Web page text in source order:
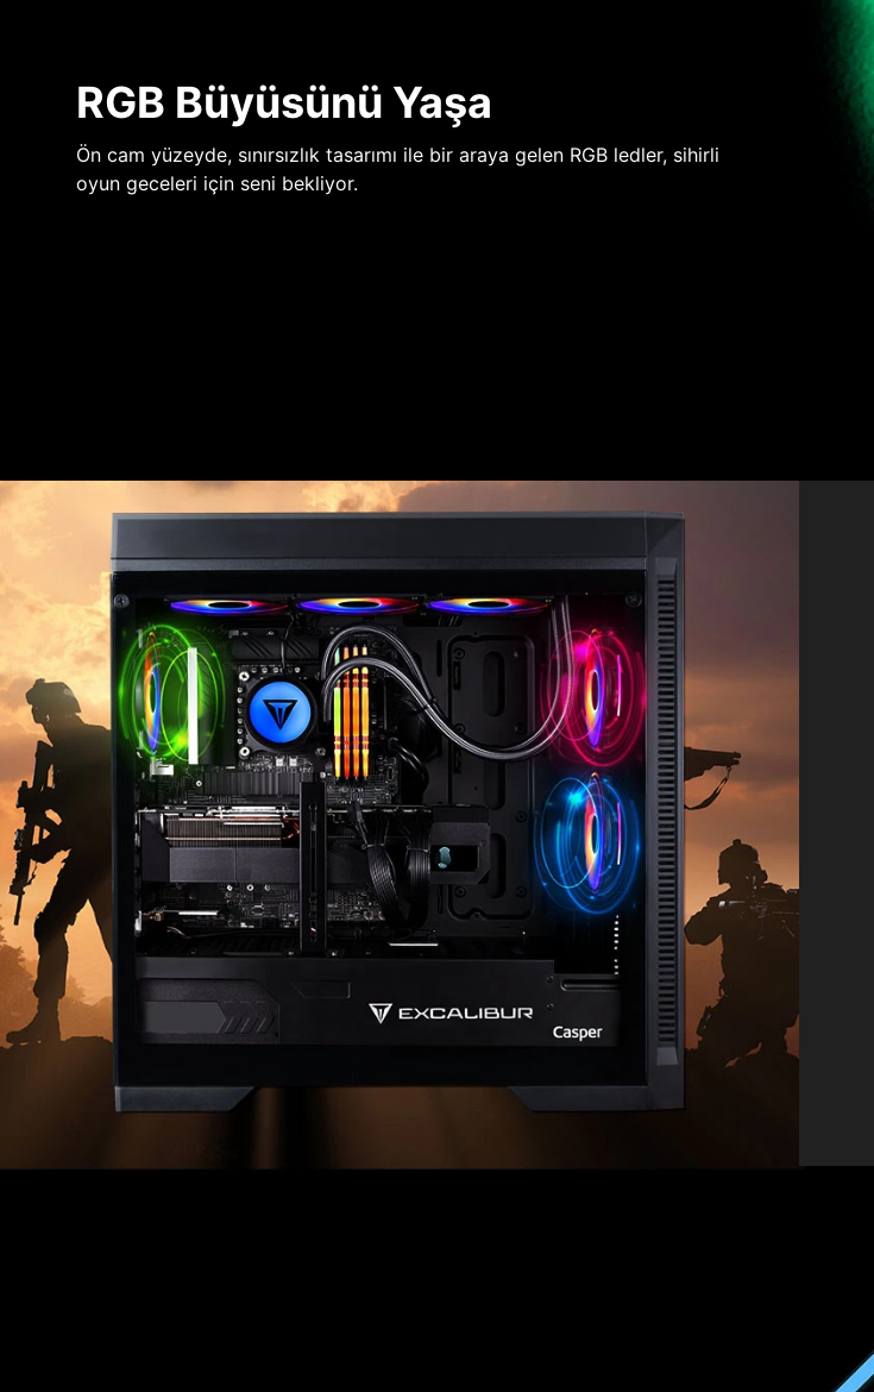
RGB Büyüsünü Yaşa
Ön cam yüzeyde, sınırsızlık tasarımı ile bir araya gelen RGB ledler, sihirli
oyun geceleri için seni bekliyor.